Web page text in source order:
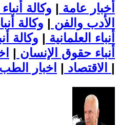
أخبار عامة | وكالة
الأدب والفن | وكالة
أنباء العلمانية | وكالة
أنباء حقوق الإنسان |
الاقتصاد | |